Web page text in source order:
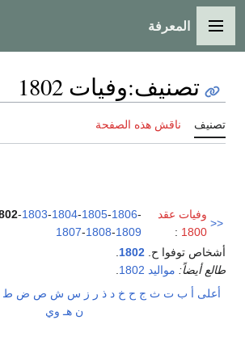
القائمة الرئيسية
المعرفة
تصنيف:وفيات 1802
تصنيف ناقش هذه الصفحة
<<
وفيات عقد
1800
:
-1803-1804-1805-1806-
1807-1808-1809
أشخاص توفوا ح. 1802
طالع أيضاً: مواليد 1802
أعلى أ ب ت ث ج ح خ د ذ ر ز س ش ص ض ط
ن هـ وي